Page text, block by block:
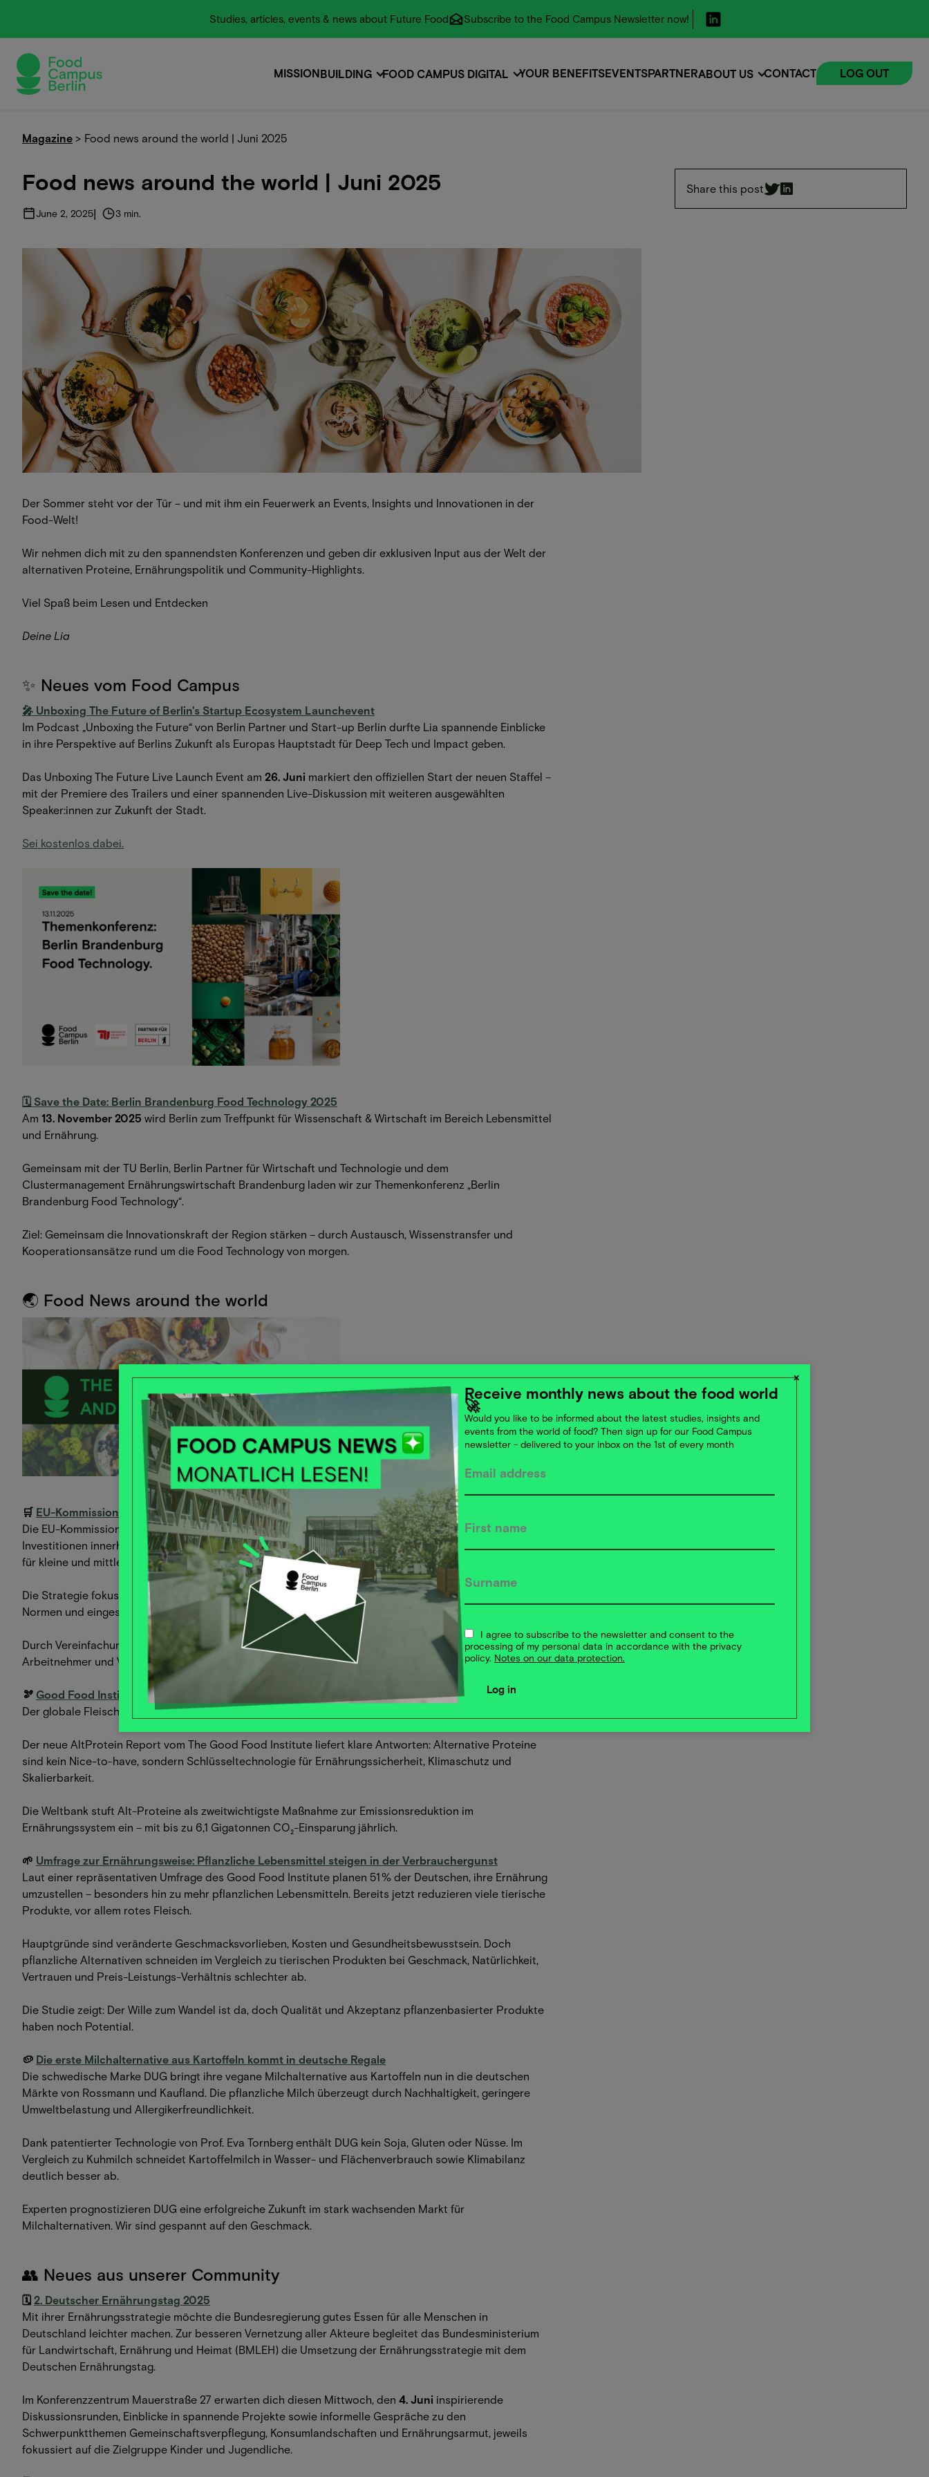
Magazine > Food news around the world | Juni 2025
Food news around the world | Juni 2025
June 2, 2025| 3 min.
Share this post
Der Sommer steht vor der Tür – und mit ihm ein Feuerwerk an Events, Insights und Innovationen in der
Food-Welt!
Wir nehmen dich mit zu den spannendsten Konferenzen und geben dir exklusiven Input aus der Welt der
alternativen Proteine, Ernährungspolitik und Community-Highlights.
Viel Spaß beim Lesen und Entdecken
Deine Lia
✨ Neues vom Food Campus
🎤 Unboxing The Future of Berlin's Startup Ecosystem Launchevent
Im Podcast „Unboxing the Future“ von Berlin Partner und Start-up Berlin durfte Lia spannende Einblicke
in ihre Perspektive auf Berlins Zukunft als Europas Hauptstadt für Deep Tech und Impact geben.
Das Unboxing The Future Live Launch Event am 26. Juni markiert den offiziellen Start der neuen Staffel –
mit der Premiere des Trailers und einer spannenden Live-Diskussion mit weiteren ausgewählten
Speaker:innen zur Zukunft der Stadt.
Sei kostenlos dabei.
🗓 Save the Date: Berlin Brandenburg Food Technology 2025
Am 13. November 2025 wird Berlin zum Treffpunkt für Wissenschaft & Wirtschaft im Bereich Lebensmittel
und Ernährung.
Gemeinsam mit der TU Berlin, Berlin Partner für Wirtschaft und Technologie und dem
Clustermanagement Ernährungswirtschaft Brandenburg laden wir zur Themenkonferenz „Berlin
Brandenburg Food Technology“.
Ziel: Gemeinsam die Innovationskraft der Region stärken – durch Austausch, Wissenstransfer und
Kooperationsansätze rund um die Food Technology von morgen.
🌏 Food News around the world
🛒 EU-Kommission präsentiert neue Strategie für einen stärkeren Binnenmarkt
Die EU-Kommission hat am 21. Mai 2025 eine neue Binnenmarktstrategie vorgestellt, um Handel und
Investitionen innerhalb der EU zu erleichtern. Ziel ist es, bestehende Hürden abzubauen, insbesondere
für kleine und mittlere Unternehmen.
Die Strategie fokussiert sich auf zehn zentrale Hemmnisse, darunter komplexe Vorschriften, fehlende
Normen und eingeschränkte Anerkennung von Berufsqualifikationen.
Durch Vereinfachung und Digitalisierung soll der Binnenmarkt gestärkt und attraktiver für Unternehmen,
Arbeitnehmer und Verbraucher gestaltet werden.
🫘 Good Food Institute: Investitionen in Alternative Proteine 2024 in Deutschland verfünffacht
Der globale Fleischkonsum soll bis 2050 um über 50 % steigen. Doch unser Planet stößt an Grenzen.
Der neue AltProtein Report vom The Good Food Institute liefert klare Antworten: Alternative Proteine
sind kein Nice-to-have, sondern Schlüsseltechnologie für Ernährungssicherheit, Klimaschutz und
Skalierbarkeit.
Die Weltbank stuft Alt-Proteine als zweitwichtigste Maßnahme zur Emissionsreduktion im
Ernährungssystem ein – mit bis zu 6,1 Gigatonnen CO₂-Einsparung jährlich.
🌱 Umfrage zur Ernährungsweise: Pflanzliche Lebensmittel steigen in der Verbrauchergunst
Laut einer repräsentativen Umfrage des Good Food Institute planen 51 % der Deutschen, ihre Ernährung
umzustellen – besonders hin zu mehr pflanzlichen Lebensmitteln. Bereits jetzt reduzieren viele tierische
Produkte, vor allem rotes Fleisch.
Hauptgründe sind veränderte Geschmacksvorlieben, Kosten und Gesundheitsbewusstsein. Doch
pflanzliche Alternativen schneiden im Vergleich zu tierischen Produkten bei Geschmack, Natürlichkeit,
Vertrauen und Preis-Leistungs-Verhältnis schlechter ab.
Die Studie zeigt: Der Wille zum Wandel ist da, doch Qualität und Akzeptanz pflanzenbasierter Produkte
haben noch Potential.
🥔 Die erste Milchalternative aus Kartoffeln kommt in deutsche Regale
Die schwedische Marke DUG bringt ihre vegane Milchalternative aus Kartoffeln nun in die deutschen
Märkte von Rossmann und Kaufland. Die pflanzliche Milch überzeugt durch Nachhaltigkeit, geringere
Umweltbelastung und Allergikerfreundlichkeit.
Dank patentierter Technologie von Prof. Eva Tornberg enthält DUG kein Soja, Gluten oder Nüsse. Im
Vergleich zu Kuhmilch schneidet Kartoffelmilch in Wasser- und Flächenverbrauch sowie Klimabilanz
deutlich besser ab.
Experten prognostizieren DUG eine erfolgreiche Zukunft im stark wachsenden Markt für
Milchalternativen. Wir sind gespannt auf den Geschmack.
👥 Neues aus unserer Community
🗓️ 2. Deutscher Ernährungstag 2025
Mit ihrer Ernährungsstrategie möchte die Bundesregierung gutes Essen für alle Menschen in
Deutschland leichter machen. Zur besseren Vernetzung aller Akteure begleitet das Bundesministerium
für Landwirtschaft, Ernährung und Heimat (BMLEH) die Umsetzung der Ernährungsstrategie mit dem
Deutschen Ernährungstag.
Im Konferenzzentrum Mauerstraße 27 erwarten dich diesen Mittwoch, den 4. Juni inspirierende
Diskussionsrunden, Einblicke in spannende Projekte sowie informelle Gespräche zu den
Schwerpunktthemen Gemeinschaftsverpflegung, Konsumlandschaften und Ernährungsarmut, jeweils
fokussiert auf die Zielgruppe Kinder und Jugendliche.
Studies, articles, events & news about Future Food Subscribe to the Food Campus Newsletter now!
×
Receive monthly news about the food world
🚀
Would you like to be informed about the latest studies, insights and
events from the world of food? Then sign up for our Food Campus
newsletter - delivered to your inbox on the 1st of every month
I agree to subscribe to the newsletter and consent to the
processing of my personal data in accordance with the privacy
policy. Notes on our data protection.
MISSIONBUILDING FOOD CAMPUS DIGITAL
YOUR BENEFITSEVENTSPARTNERABOUT US CONTACT LOG OUT